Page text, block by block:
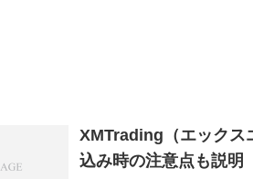
XMTrading（エックス
込み時の注意点も説明